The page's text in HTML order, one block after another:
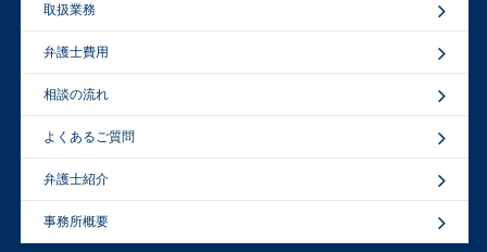
取扱業務
弁護士費用
相談の流れ
よくあるご質問
弁護士紹介
事務所概要